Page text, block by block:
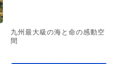
九州最大級の海と命の感動空
間